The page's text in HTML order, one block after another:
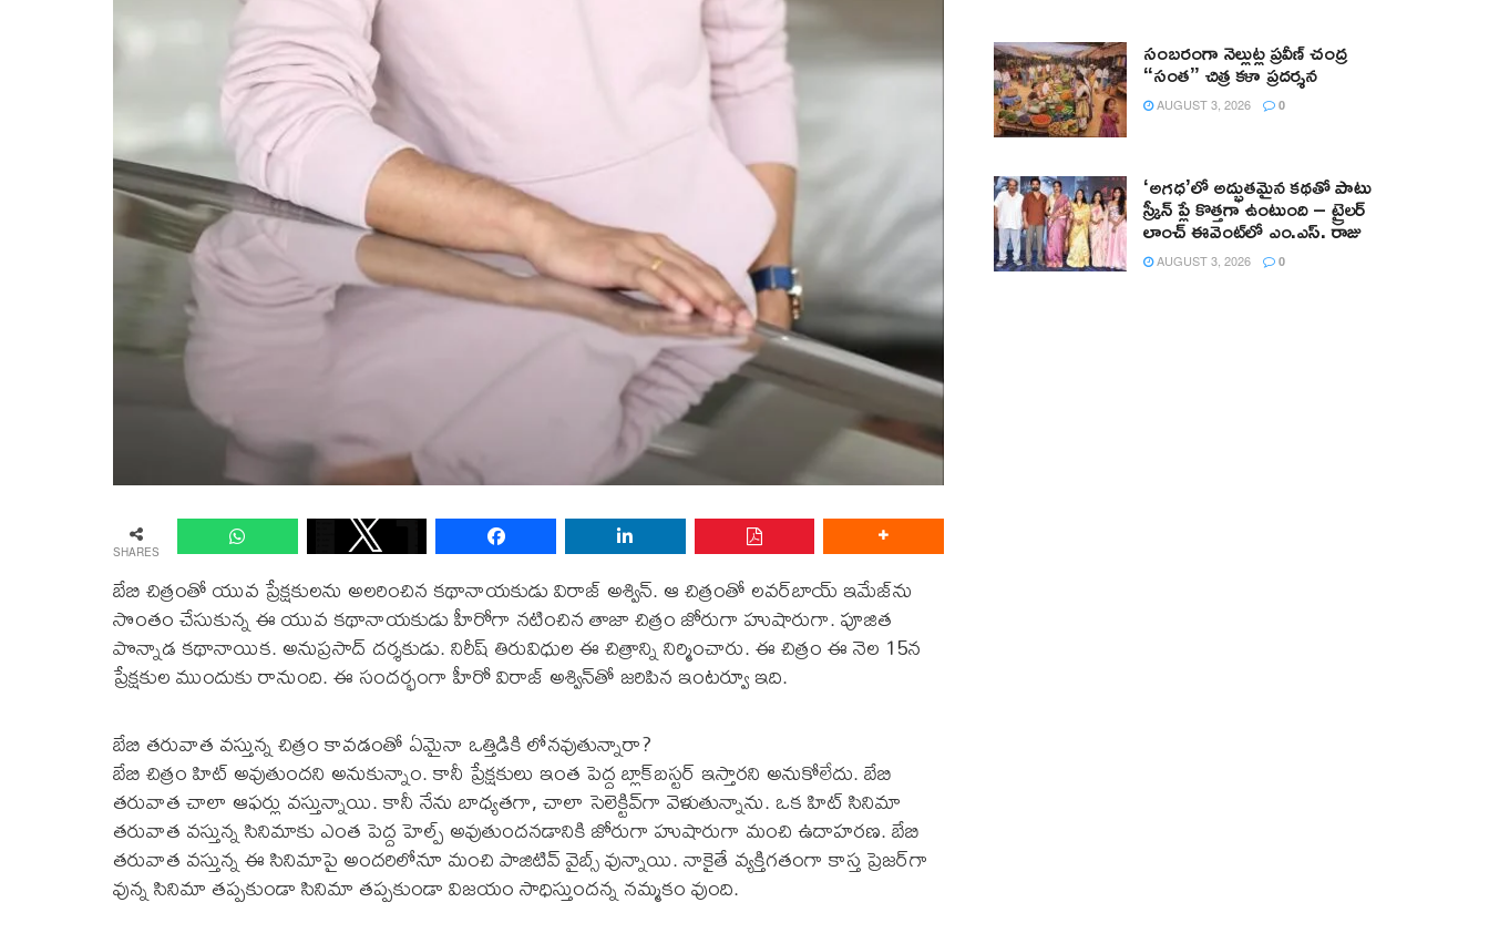
SHARES
బేబి చిత్రంతో యువ ప్రేక్ష‌కుల‌ను అల‌రించిన క‌థానాయ‌కుడు విరాజ్ అశ్విన్‌. ఆ చిత్రంతో ల‌వ‌ర్‌బాయ్ ఇమేజ్‌ను
సొంతం చేసుకున్న ఈ యువ క‌థానాయ‌కుడు హీరోగా న‌టించిన తాజా చిత్రం జోరుగా హుషారుగా. పూజిత
పొన్నాడ క‌థానాయిక‌. అనుప్ర‌సాద్ ద‌ర్శ‌కుడు. నిరీష్ తిరువిధుల ఈ చిత్రాన్ని నిర్మించారు. ఈ చిత్రం ఈ నెల 15న
ప్రేక్ష‌కుల ముందుకు రానుంది. ఈ సంద‌ర్భంగా హీరో విరాజ్ అశ్విన్‌తో జ‌రిపిన ఇంట‌ర్వూ ఇది.
బేబి త‌రువాత వ‌స్తున్న చిత్రం కావ‌డంతో ఏమైనా ఒత్తిడికి లోన‌వుతున్నారా?
బేబి చిత్రం హిట్ అవుతుంద‌ని అనుకున్నాం. కానీ ప్రేక్ష‌కులు ఇంత పెద్ద బ్లాక్‌బ‌స్ట‌ర్ ఇస్తార‌ని అనుకోలేదు. బేబి
త‌రువాత చాలా ఆఫ‌ర్లు వ‌స్తున్నాయి. కానీ నేను బాధ్య‌త‌గా, చాలా సెలెక్టివ్‌గా వెళుతున్నాను. ఒక హిట్ సినిమా
త‌రువాత వ‌స్తున్న సినిమాకు ఎంత పెద్ద హెల్ప్ అవుతుంద‌న‌డానికి జోరుగా హుషారుగా మంచి ఉదాహ‌ర‌ణ‌. బేబి
త‌రువాత వ‌స్తున్న ఈ సినిమాపై అంద‌రిలోనూ మంచి పాజిటివ్ వైబ్స్ వున్నాయి. నాకైతే వ్య‌క్తిగ‌తంగా కాస్త ప్రెజ‌ర్‌గా
వున్న సినిమా తప్ప‌కుండా సినిమా త‌ప్ప‌కుండా విజ‌యం సాధిస్తుంద‌న్న న‌మ్మ‌కం వుంది.
సంబరంగా నెల్లుట్ల ప్రవీణ్ చంద్ర
“సంత” చిత్ర కళా ప్రదర్శన
AUGUST 3, 2026 0
‘అగధ’లో అద్భుతమైన కథతో పాటు
స్క్రీన్ ప్లే కొత్తగా ఉంటుంది – ట్రైలర్
లాంచ్ ఈవెంట్‌లో ఎం.ఎస్. రాజు
AUGUST 3, 2026 0